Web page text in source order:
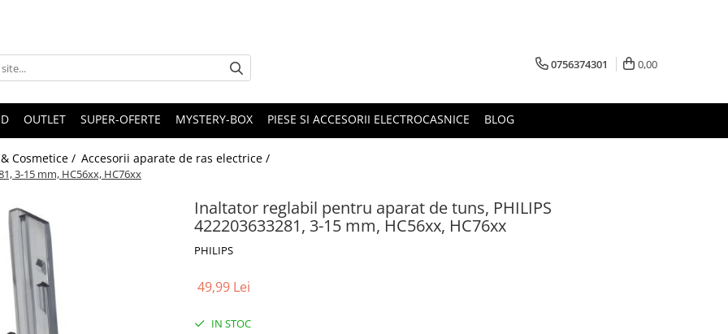
0756374301 0,00
OUTLET SUPER-OFERTE MYSTERY-BOX PIESE SI ACCESORII ELECTROCASNICE BLOG
Cosmetice / Accesorii aparate de ras electrice /
3-15 mm, HC56xx, HC76xx
Inaltator reglabil pentru aparat de tuns, PHILIPS
422203633281, 3-15 mm, HC56xx, HC76xx
PHILIPS
49,99 Lei
IN STOC